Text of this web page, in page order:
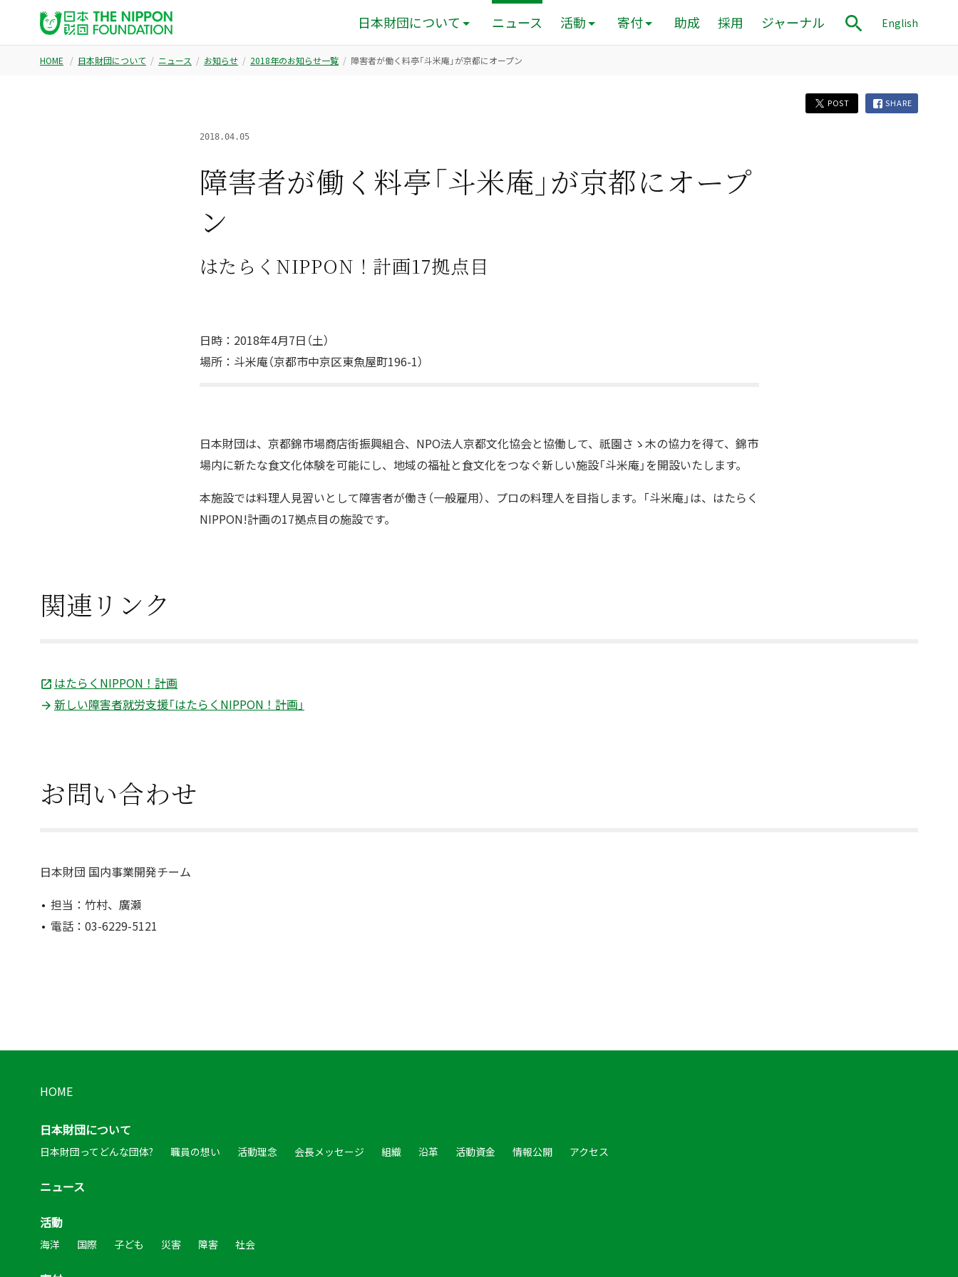
日本財団について ニュース 活動 寄付 助成 採用 ジャーナル English
HOME 日本財団について ニュース お知らせ 2018年のお知らせ一覧 障害者が働く料亭「斗米庵」が京都にオープン
POST SHARE
2018.04.05
障害者が働く料亭「斗米庵」が京都にオープ
ン
はたらくNIPPON！計画17拠点目
日時：2018年4月7日（土）
場所：斗米庵（京都市中京区東魚屋町196-1）
日本財団は、京都錦市場商店街振興組合、NPO法人京都文化協会と協働して、祇園さゝ木の協力を得て、錦市
場内に新たな食文化体験を可能にし、地域の福祉と食文化をつなぐ新しい施設「斗米庵」を開設いたします。
本施設では料理人見習いとして障害者が働き（一般雇用）、プロの料理人を目指します。「斗米庵」は、はたらく
NIPPON!計画の17拠点目の施設です。
関連リンク
はたらくNIPPON！計画
新しい障害者就労支援「はたらくNIPPON！計画」
お問い合わせ
日本財団 国内事業開発チーム
担当：竹村、廣瀬
電話：03-6229-5121
HOME
日本財団について
日本財団ってどんな団体? 職員の想い 活動理念 会長メッセージ 組織 沿革 活動資金 情報公開 アクセス
ニュース
活動
海洋 国際 子ども 災害 障害 社会